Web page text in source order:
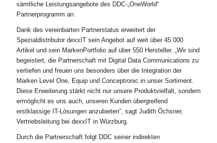
sämtliche Leistungsangebote des DDC-„OneWorld“
Partnerprogramm an.
Dank des vereinbarten Partnerstatus erweitert der
Spezialdistributor dexxIT sein Angebot auf weit über 45.000
Artikel und sein MarkenPortfolio auf über 550 Hersteller. „Wir sind
begeistert, die Partnerschaft mit Digital Data Communications zu
vertiefen und freuen uns besonders über die Integration der
Marken Level One, Equip und Conceptronic in unser Sortiment.
Diese Erweiterung stärkt nicht nur unsere Produktvielfalt, sondern
ermöglicht es uns auch, unseren Kunden übergreifend
erstklassige IT-Lösungen anzubieten“, sagt Judith Öchsner,
Vertriebsleitung bei dexxIT in Würzburg.
Durch die Partnerschaft folgt DDC seiner indirekten